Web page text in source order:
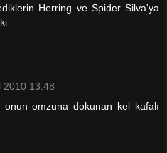
Herring ve Spider Silva'ya
2010 13:48
onun omzuna dokunan kel kafalı